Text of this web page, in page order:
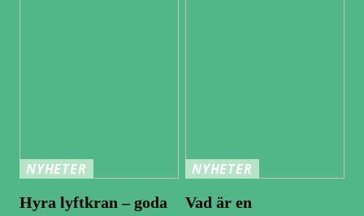
NYHETER
Hyra lyftkran – goda
NYHETER
Vad är en